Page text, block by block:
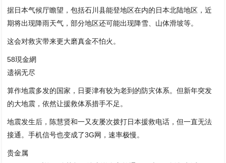
据日本气候厅瞻望，包括石川县能登地区在内的日本北陆地区，近
期将出现降雨天气，部分地区还可能出现降雪、山体滑坡等。
这会对救灾带来更大磨真金不怕火。
58現金網
遗祸无尽
算作地震多发的国家，日要津有较为老到的防灾体系。但新年突发
的大地震，依然让援救体系措手不足。
地震发生后，陈慧贤和一又友屡次拨打日本援救电话，但一直无法
接通。手机信号也变成了3G网，速率极慢。
贵金属